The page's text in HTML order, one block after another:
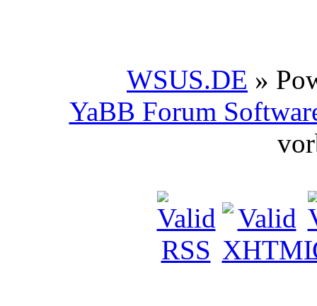
WSUS.DE »
YaBB Forum